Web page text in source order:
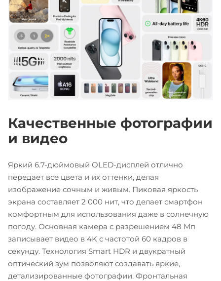
Качественные фотографии
и видео
Яркий 6.7-дюймовый OLED-дисплей отлично
передает все цвета и их оттенки, делая
изображение сочным и живым. Пиковая яркость
экрана составляет 2 000 нит, что делает смартфон
комфортным для использования даже в солнечную
погоду. Основная камера с разрешением 48 Мп
записывает видео в 4K с частотой 60 кадров в
секунду. Технология Smart HDR и двукратный
оптический зум позволяют создавать яркие,
детализированные фотографии. Фронтальная